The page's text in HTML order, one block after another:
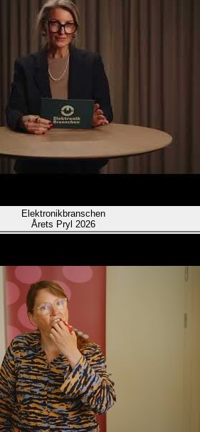
Elektronikbranschen
Årets Pryl 2026